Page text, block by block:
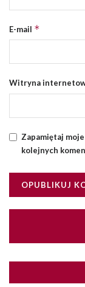
E-mail *
Witryna
Zapamiętaj
kolejnych